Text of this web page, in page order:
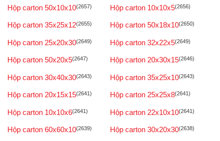
Hộp carton 50x10x10(2657) Hộp carton 10x10x5(2656)
Hộp carton 35x25x12(2655) Hộp carton 50x18x10(2650)
Hộp carton 25x20x30(2649) Hộp carton 32x22x5(2649)
Hộp carton 50x20x5(2647) Hộp carton 20x30x15(2646)
Hộp carton 30x40x30(2643) Hộp carton 35x25x10(2643)
Hộp carton 20x15x15(2641) Hộp carton 25x25x8(2641)
Hộp carton 10x10x6(2641) Hộp carton 22x10x10(2641)
Hộp carton 60x60x10(2639) Hộp carton 30x20x30(2638)